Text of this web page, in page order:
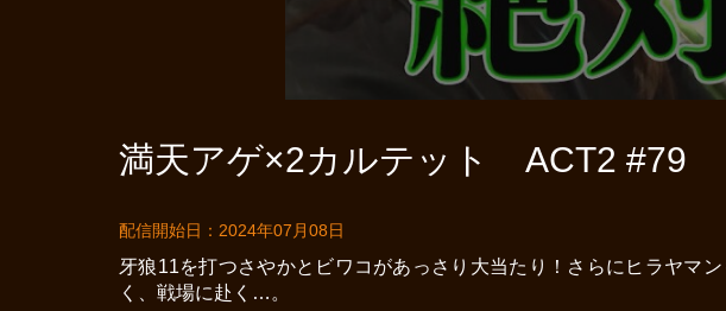
満天アゲ×2カルテット ACT2 #79
配信開始日：2024年07月08日
牙狼11を打つさやかとビワコがあっさり大当たり！さらにヒラヤマ
く、戦場に赴く…。